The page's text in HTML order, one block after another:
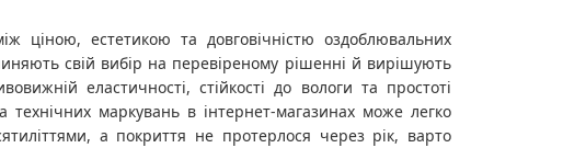
ціною, естетикою та довговічністю оздоблювальних
свій вибір на перевіреному рішенні й вирішують
еластичності, стійкості до вологи та простоті
маркувань в інтернет-магазинах може легко
а покриття не протерлося через рік, варто